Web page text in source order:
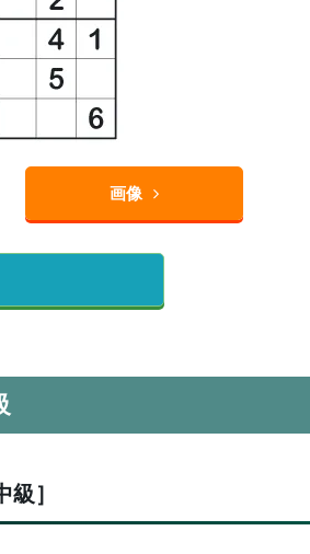
画像
］